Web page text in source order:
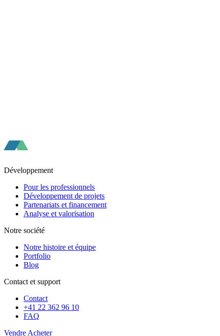
Développement
Pour les professionnels
Développement de projets
Partenariats et financement
Analyse et valorisation
Notre société
Notre histoire et équipe
Portfolio
Blog
Contact et support
Contact
+41 22 362 96 10
FAQ
Vendre Acheter